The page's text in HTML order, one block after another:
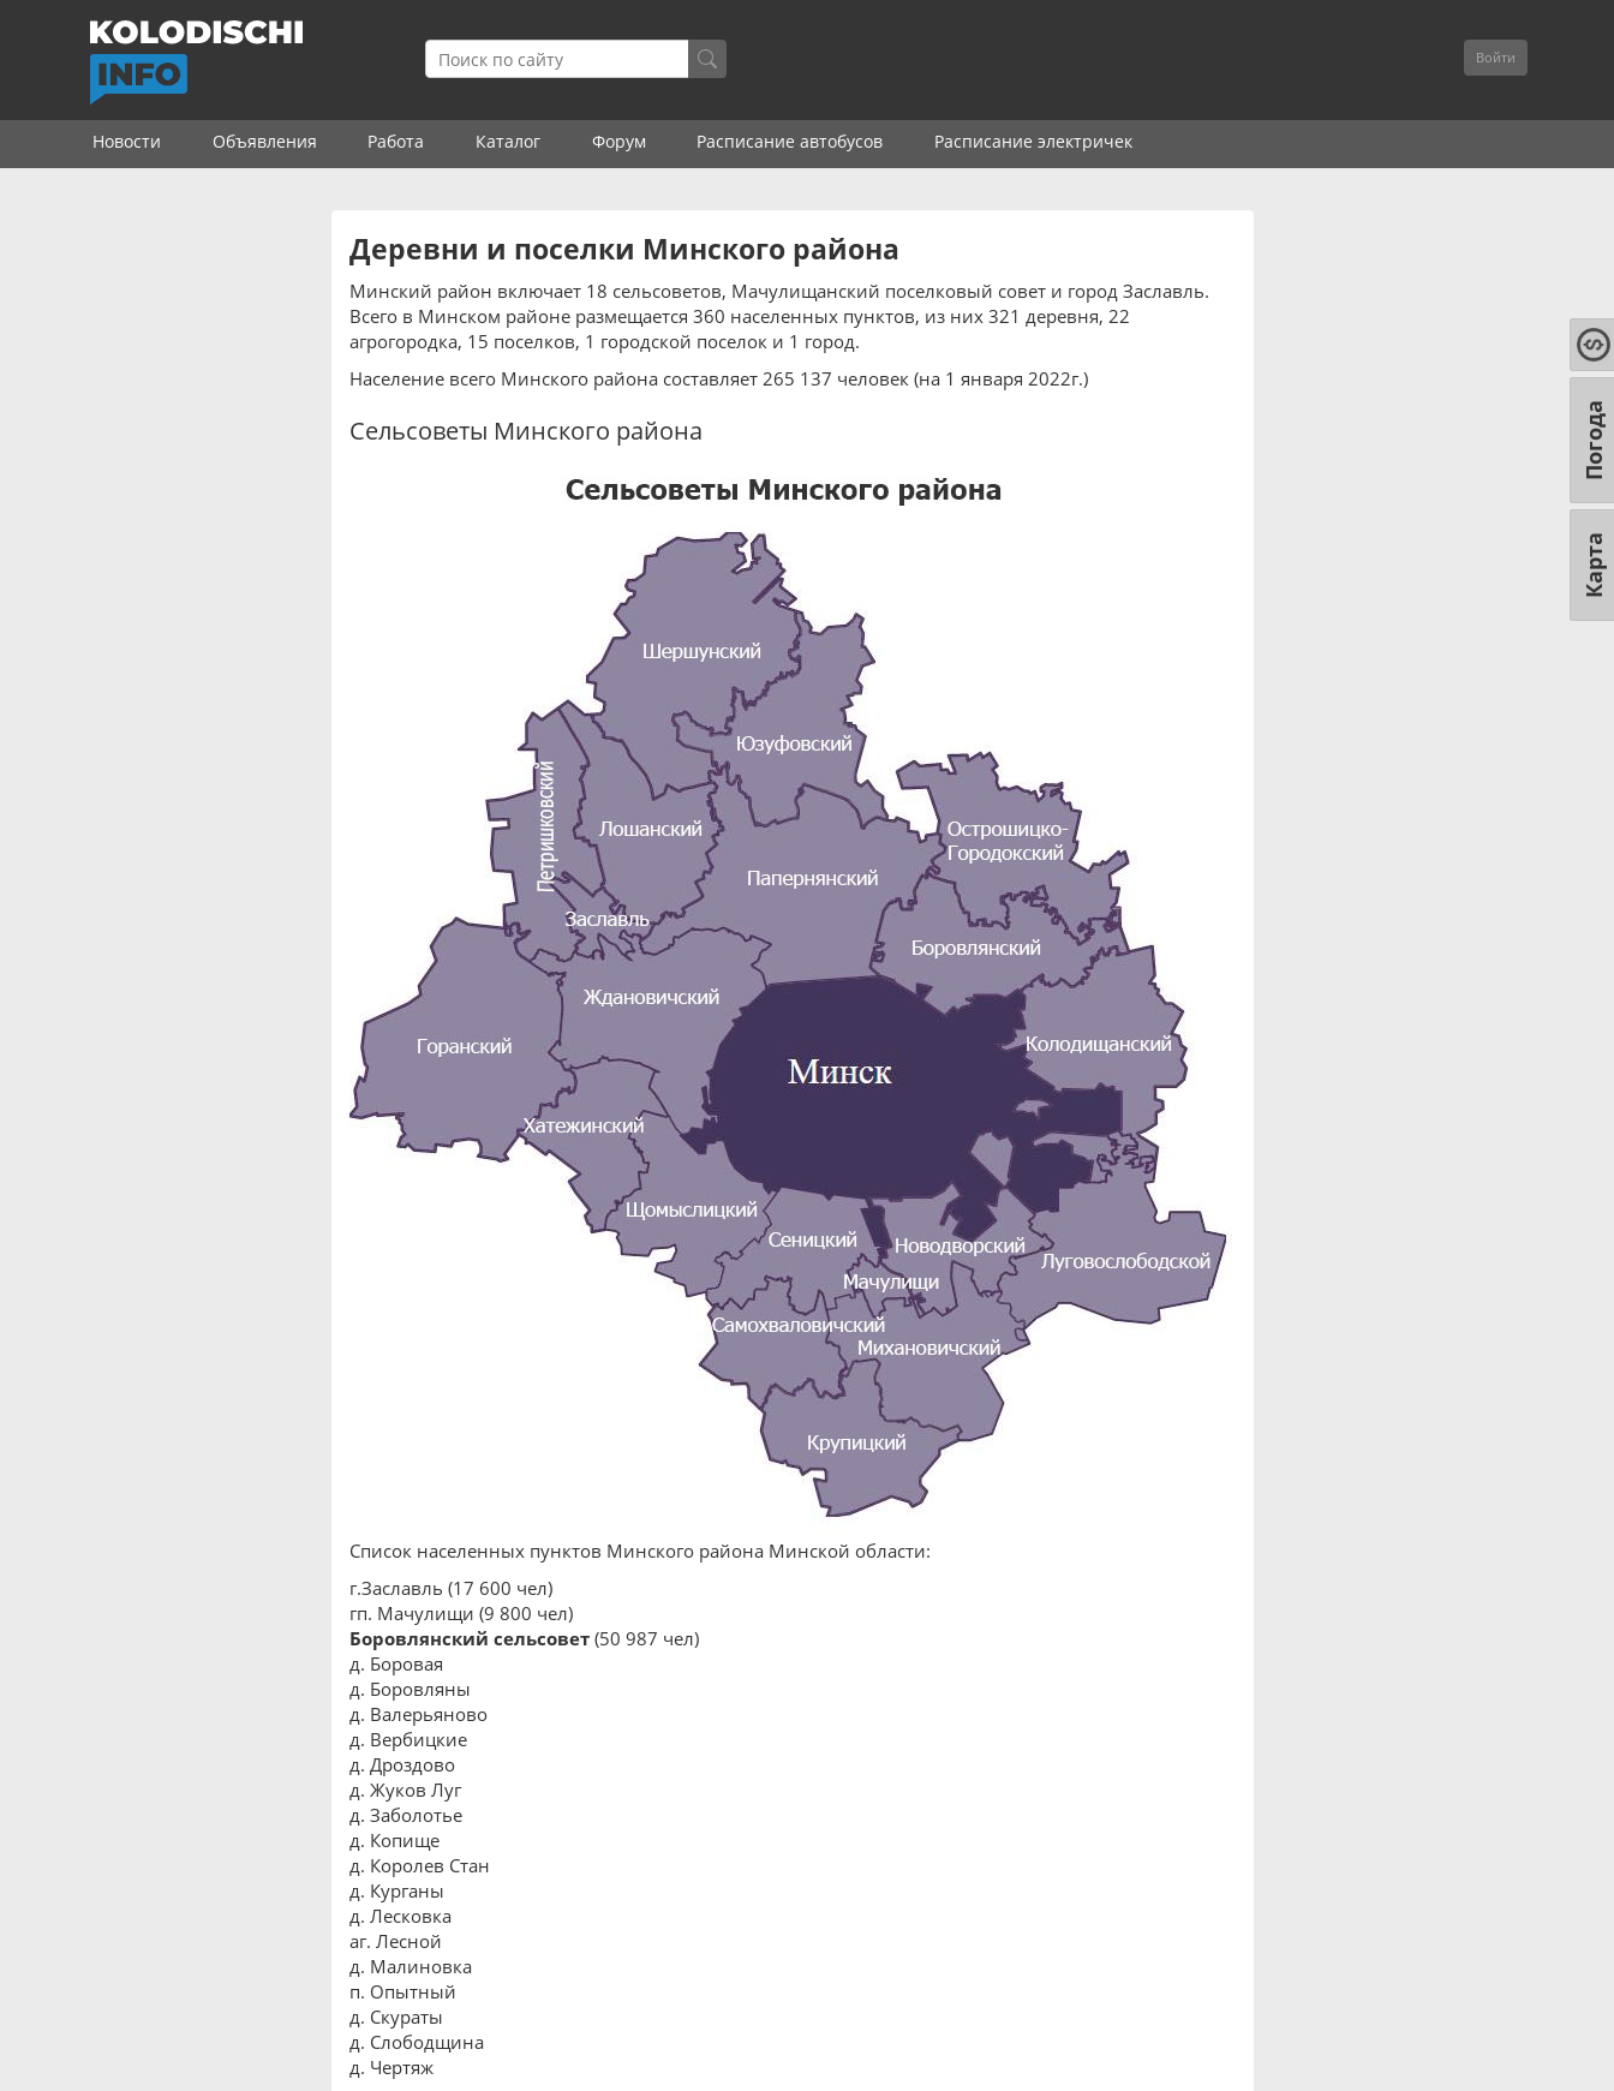
Войти
Новости Объявления Работа Каталог Форум Расписание автобусов Расписание электричек
Деревни и поселки Минского района
Минский район включает 18 сельсоветов, Мачулищанский поселковый совет и город Заславль.
Всего в Минском районе размещается 360 населенных пунктов, из них 321 деревня, 22
агрогородка, 15 поселков, 1 городской поселок и 1 город.
Население всего Минского района составляет 265 137 человек (на 1 января 2022г.)
Сельсоветы Минского района
Список населенных пунктов Минского района Минской области:
г.Заславль (17 600 чел)
гп. Мачулищи (9 800 чел)
Боровлянский сельсовет (50 987 чел)
д. Боровая
д. Боровляны
д. Валерьяново
д. Вербицкие
д. Дроздово
д. Жуков Луг
д. Заболотье
д. Копище
д. Королев Стан
д. Курганы
д. Лесковка
аг. Лесной
д. Малиновка
п. Опытный
д. Скураты
д. Слободщина
д. Чертяж
Карта
Погода